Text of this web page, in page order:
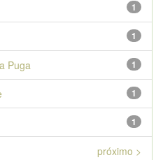
1
1
1
Puga
1
1
próximo >